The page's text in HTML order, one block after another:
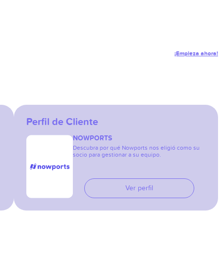
¡Empieza ahora!
Perfil de Cliente
NOWPORTS
Descubra por qué Nowports nos eligió como su
socio para gestionar a su equipo.
Ver perfil